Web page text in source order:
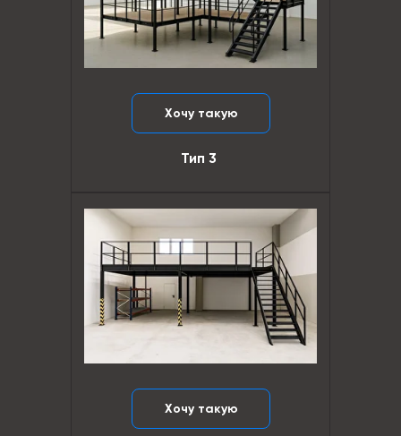
Хочу такую
Хочу такую
Тип 3